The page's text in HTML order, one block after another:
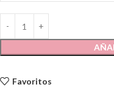
Favoritos